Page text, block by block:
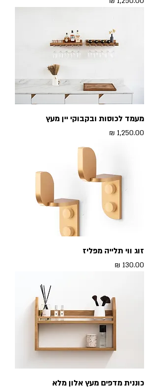
מעמד לכוסות ובקבוקי יין מעץ
מחיר
זוג ווי תלייה מפליז
מחיר
כוננית מדפים מעץ אלון מלא